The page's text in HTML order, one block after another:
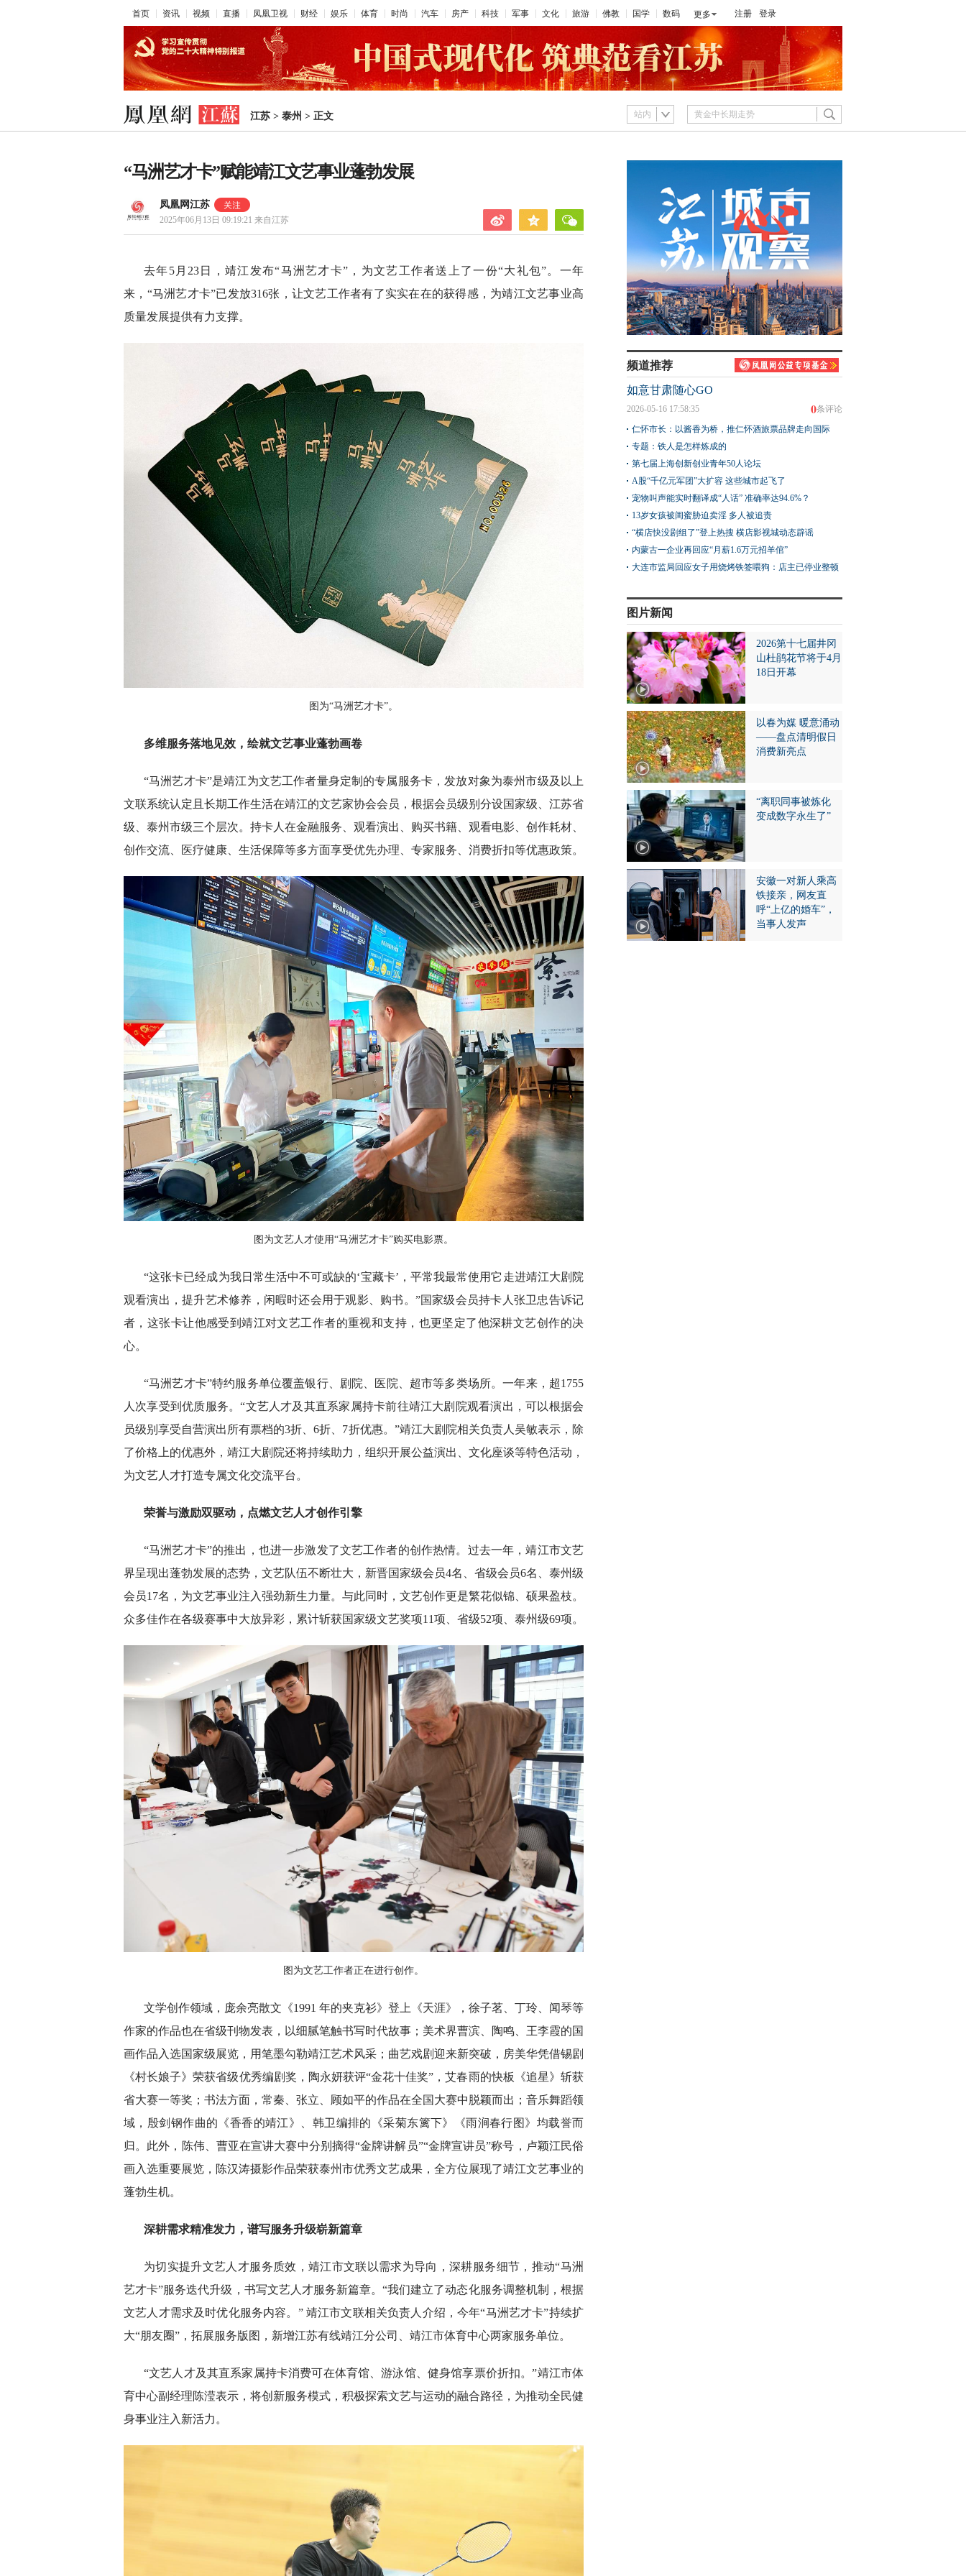
首页 资讯 视频 直播 凤凰卫视 财经 娱乐 体育 时尚 汽车 房产 科技 军事 文化 旅游 佛教 国学 数码 更多 注册 登录
江苏 > 泰州 > 正文 站内
“马洲艺才卡”赋能靖江文艺事业蓬勃发展
凤凰网江苏
2025年06月13日 09:19:21 来自江苏
去年5月23日，靖江发布“马洲艺才卡”，为文艺工作者送上了一份“大礼包”。一年
来，“马洲艺才卡”已发放316张，让文艺工作者有了实实在在的获得感，为靖江文艺事业高
质量发展提供有力支撑。
图为“马洲艺才卡”。
多维服务落地见效，绘就文艺事业蓬勃画卷
“马洲艺才卡”是靖江为文艺工作者量身定制的专属服务卡，发放对象为泰州市级及以上
文联系统认定且长期工作生活在靖江的文艺家协会会员，根据会员级别分设国家级、江苏省
级、泰州市级三个层次。持卡人在金融服务、观看演出、购买书籍、观看电影、创作耗材、
创作交流、医疗健康、生活保障等多方面享受优先办理、专家服务、消费折扣等优惠政策。
图为文艺人才使用“马洲艺才卡”购买电影票。
“这张卡已经成为我日常生活中不可或缺的‘宝藏卡’，平常我最常使用它走进靖江大剧院
观看演出，提升艺术修养，闲暇时还会用于观影、购书。”国家级会员持卡人张卫忠告诉记
者，这张卡让他感受到靖江对文艺工作者的重视和支持，也更坚定了他深耕文艺创作的决
心。
“马洲艺才卡”特约服务单位覆盖银行、剧院、医院、超市等多类场所。一年来，超1755
人次享受到优质服务。“文艺人才及其直系家属持卡前往靖江大剧院观看演出，可以根据会
员级别享受自营演出所有票档的3折、6折、7折优惠。”靖江大剧院相关负责人吴敏表示，除
了价格上的优惠外，靖江大剧院还将持续助力，组织开展公益演出、文化座谈等特色活动，
为文艺人才打造专属文化交流平台。
荣誉与激励双驱动，点燃文艺人才创作引擎
“马洲艺才卡”的推出，也进一步激发了文艺工作者的创作热情。过去一年，靖江市文艺
界呈现出蓬勃发展的态势，文艺队伍不断壮大，新晋国家级会员4名、省级会员6名、泰州级
会员17名，为文艺事业注入强劲新生力量。与此同时，文艺创作更是繁花似锦、硕果盈枝。
众多佳作在各级赛事中大放异彩，累计斩获国家级文艺奖项11项、省级52项、泰州级69项。
图为文艺工作者正在进行创作。
文学创作领域，庞余亮散文《1991 年的夹克衫》登上《天涯》，徐子茗、丁玲、闻琴等
作家的作品也在省级刊物发表，以细腻笔触书写时代故事；美术界曹滨、陶鸣、王李霞的国
画作品入选国家级展览，用笔墨勾勒靖江艺术风采；曲艺戏剧迎来新突破，房美华凭借锡剧
《村长娘子》荣获省级优秀编剧奖，陶永妍获评“金花十佳奖”，艾春雨的快板《追星》斩获
省大赛一等奖；书法方面，常秦、张立、顾如平的作品在全国大赛中脱颖而出；音乐舞蹈领
域，殷剑钢作曲的《香香的靖江》、韩卫编排的《采菊东篱下》《雨涧春行图》均载誉而
归。此外，陈伟、曹亚在宣讲大赛中分别摘得“金牌讲解员”“金牌宣讲员”称号，卢颖江民俗
画入选重要展览，陈汉涛摄影作品荣获泰州市优秀文艺成果，全方位展现了靖江文艺事业的
蓬勃生机。
深耕需求精准发力，谱写服务升级崭新篇章
为切实提升文艺人才服务质效，靖江市文联以需求为导向，深耕服务细节，推动“马洲
艺才卡”服务迭代升级，书写文艺人才服务新篇章。“我们建立了动态化服务调整机制，根据
文艺人才需求及时优化服务内容。” 靖江市文联相关负责人介绍，今年“马洲艺才卡”持续扩
大“朋友圈”，拓展服务版图，新增江苏有线靖江分公司、靖江市体育中心两家服务单位。
“文艺人才及其直系家属持卡消费可在体育馆、游泳馆、健身馆享票价折扣。”靖江市体
育中心副经理陈滢表示，将创新服务模式，积极探索文艺与运动的融合路径，为推动全民健
身事业注入新活力。
频道推荐
如意甘肃随心GO
0条评论
2026-05-16 17:58:35
仁怀市长：以酱香为桥，推仁怀酒旅票品牌走向国际
专题：铁人是怎样炼成的
第七届上海创新创业青年50人论坛
A股“千亿元军团”大扩容 这些城市起飞了
宠物叫声能实时翻译成“人话” 准确率达94.6%？
13岁女孩被闺蜜胁迫卖淫 多人被追责
“横店快没剧组了”登上热搜 横店影视城动态辟谣
内蒙古一企业再回应“月薪1.6万元招羊倌”
大连市监局回应女子用烧烤铁签喂狗：店主已停业整顿
图片新闻
2026第十七届井冈
山杜鹃花节将于4月
18日开幕
以春为媒 暖意涌动
——盘点清明假日
消费新亮点
“离职同事被炼化
变成数字永生了”
安徽一对新人乘高
铁接亲，网友直
呼“上亿的婚车”，
当事人发声